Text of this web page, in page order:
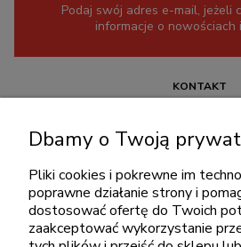
Podaj swój adres e-mail, jeżeli
informacje o nowościach
KONTAKT
pon.-piąt.: 08:00-
ZAKUPY
Dbamy o Twoją
Pliki cookies i pokrewne im
poprawne działanie strony i
dostosować ofertę do Twoich
zaakceptować wykorzystanie